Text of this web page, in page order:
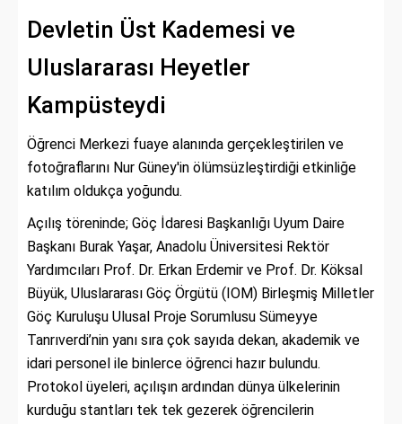
Devletin Üst Kademesi ve
Uluslararası Heyetler
Kampüsteydi
Öğrenci Merkezi fuaye alanında gerçekleştirilen ve
fotoğraflarını Nur Güney'in ölümsüzleştirdiği etkinliğe
katılım oldukça yoğundu.
Açılış töreninde; Göç İdaresi Başkanlığı Uyum Daire
Başkanı Burak Yaşar, Anadolu Üniversitesi Rektör
Yardımcıları Prof. Dr. Erkan Erdemir ve Prof. Dr. Köksal
Büyük, Uluslararası Göç Örgütü (IOM) Birleşmiş Milletler
Göç Kuruluşu Ulusal Proje Sorumlusu Sümeyye
Tanrıverdi’nin yanı sıra çok sayıda dekan, akademik ve
idari personel ile binlerce öğrenci hazır bulundu.
Protokol üyeleri, açılışın ardından dünya ülkelerinin
kurduğu stantları tek tek gezerek öğrencilerin